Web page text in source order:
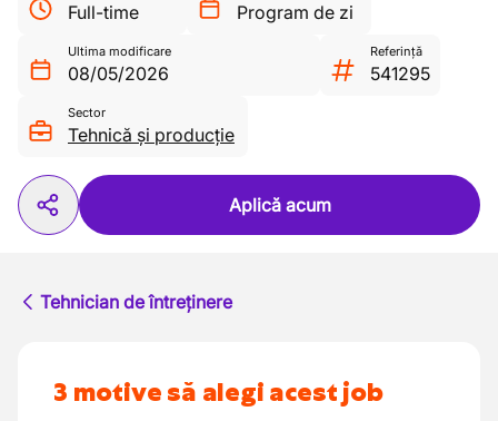
Full-time Program de zi
Ultima modificare
08/05/2026
Referință
541295
Sector
Tehnică și producție
Aplică acum
Tehnician de întreținere
3 motive să alegi acest job